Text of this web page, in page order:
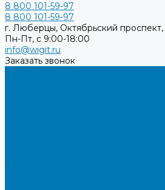
8 800 101-59-97
8 800 101-59-97
г. Люберцы, Октябрьский проспект,
Пн-Пт, с 9:00-18:00
info@wigit.ru
Заказать звонок